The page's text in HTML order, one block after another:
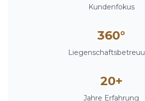
Kundenfokus
360°
20+
Jahre Erfahrung